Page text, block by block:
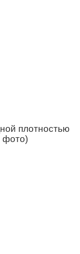
плотностью
фото)